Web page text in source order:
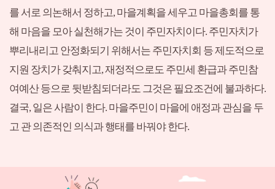
를 서로 의논해서 정하고, 마을계획을 세우고 마을총회를 통
해 마음을 모아 실천해가는 것이 주민자치이다. 주민자치가
뿌리내리고 안정화되기 위해서는 주민자치회 등 제도적으로
지원 장치가 갖춰지고, 재정적으로도 주민세 환급과 주민참
여예산 등으로 뒷받침되더라도 그것은 필요조건에 불과하다.
결국, 일은 사람이 한다. 마을주민이 마을에 애정과 관심을 두
고 관 의존적인 의식과 행태를 바꿔야 한다.